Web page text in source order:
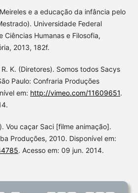
e a educação da infância pelo
Universidade Federal
Ciências Humanas e Filosofia,
2013, 182f.
R. K. (Diretores). Somos todos Sacys
Paulo: Confraria Produções
em: http://vimeo.com/11609651.
Vou caçar Saci [filme animação].
Produções, 2010. Disponível em:
. Acesso em: 09 jun. 2014.